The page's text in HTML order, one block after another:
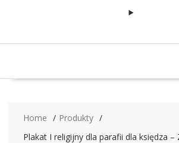
Home
Produkty
Plakat I religijny dla parafii dla księdza